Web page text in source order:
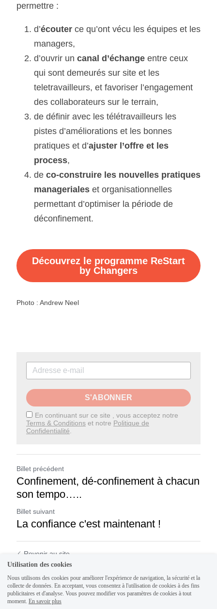
permettre :
d’écouter ce qu’ont vécu les équipes et les
managers,
d’ouvrir un canal d’échange entre ceux
qui sont demeurés sur site et les
teletravailleurs, et favoriser l’engagement
des collaborateurs sur le terrain,
de définir avec les télétravailleurs les
pistes d’améliorations et les bonnes
pratiques et d’ajuster l’offre et les
process,
de co-construire les nouvelles pratiques
manageriales et organisationnelles
permettant d’optimiser la période de
déconfinement.
Découvrez le programme ReStart
by Changers
Photo : Andrew Neel
S'ABONNER
En continuant sur ce site , vous acceptez notre
Terms & Conditions et notre Politique de
Confidentialité
Billet précédent
Confinement, dé-confinement à chacun
son tempo…..
Billet suivant
La confiance c'est maintenant !
Revenir au site
Utilisation des cookies
Nous utilisons des cookies pour améliorer l'expérience de navigation, la sécurité et la
collecte de données. En acceptant, vous consentez à l'utilisation de cookies à des fins
publicitaires et d'analyse. Vous pouvez modifier vos paramètres de cookies à tout
moment. En savoir plus